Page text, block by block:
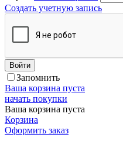
Создать учетную запись
Войти
Запомнить
Ваша корзина пуста
начать покупки
Ваша корзина пуста
Корзина
Оформить заказ